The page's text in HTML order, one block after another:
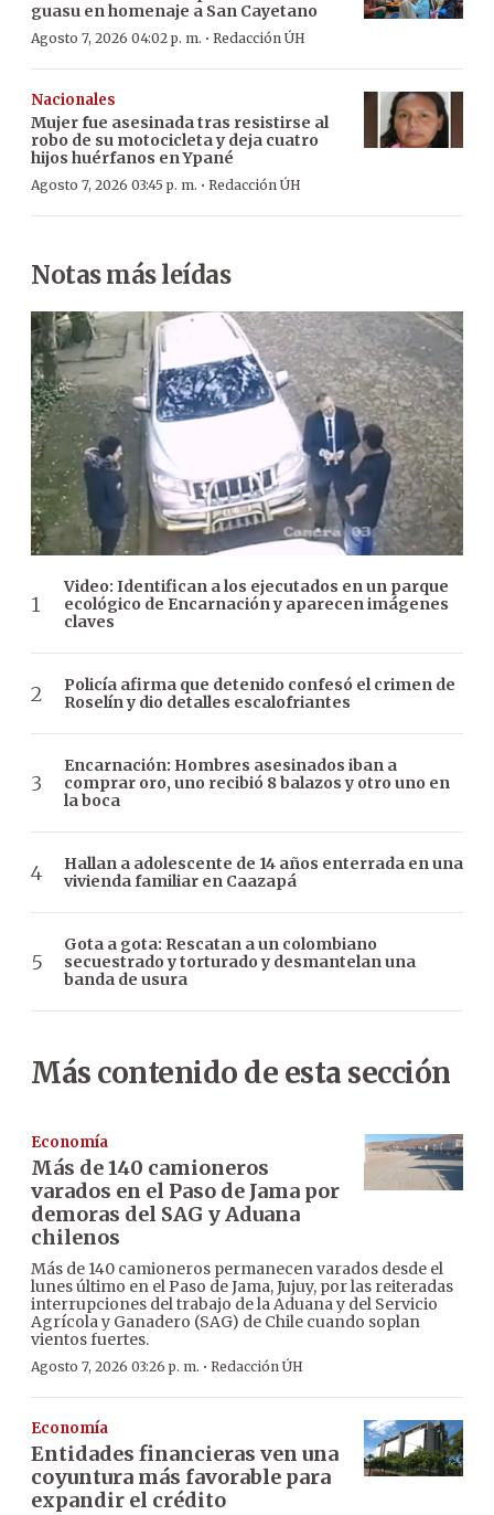
guasu en homenaje a San Cayetano
Agosto 7, 2026 04:02 p. m. · Redacción ÚH
Nacionales
Mujer fue asesinada tras resistirse al
robo de su motocicleta y deja cuatro
hijos huérfanos en Ypané
Agosto 7, 2026 03:45 p. m. · Redacción ÚH
Notas más leídas
Video: Identifican a los ejecutados en un parque
ecológico de Encarnación y aparecen imágenes
claves
Policía afirma que detenido confesó el crimen de
Roselín y dio detalles escalofriantes
Encarnación: Hombres asesinados iban a
comprar oro, uno recibió 8 balazos y otro uno en
la boca
Hallan a adolescente de 14 años enterrada en una
vivienda familiar en Caazapá
Gota a gota: Rescatan a un colombiano
secuestrado y torturado y desmantelan una
banda de usura
Más contenido de esta sección
Economía
Más de 140 camioneros
varados en el Paso de Jama por
demoras del SAG y Aduana
chilenos
Más de 140 camioneros permanecen varados desde el
lunes último en el Paso de Jama, Jujuy, por las reiteradas
interrupciones del trabajo de la Aduana y del Servicio
Agrícola y Ganadero (SAG) de Chile cuando soplan
vientos fuertes.
Agosto 7, 2026 03:26 p. m. · Redacción ÚH
Economía
Entidades financieras ven una
coyuntura más favorable para
expandir el crédito